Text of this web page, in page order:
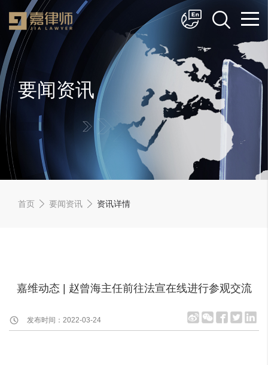
简体中文
English
要闻资讯
首页 要闻资讯 资讯详情
嘉维动态 | 赵曾海主任前往法宣在线进行参观交流
发布时间：2022-03-24